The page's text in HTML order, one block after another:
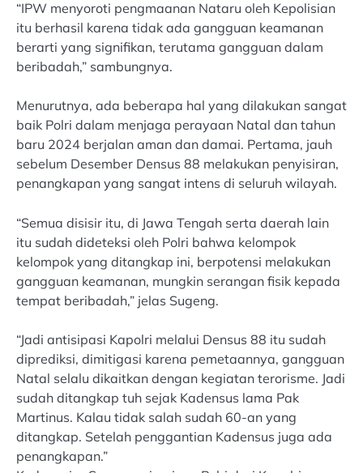
“IPW menyoroti pengmaanan Nataru oleh Kepolisian
itu berhasil karena tidak ada gangguan keamanan
berarti yang signifikan, terutama gangguan dalam
beribadah,” sambungnya.
Menurutnya, ada beberapa hal yang dilakukan sangat
baik Polri dalam menjaga perayaan Natal dan tahun
baru 2024 berjalan aman dan damai. Pertama, jauh
sebelum Desember Densus 88 melakukan penyisiran,
penangkapan yang sangat intens di seluruh wilayah.
“Semua disisir itu, di Jawa Tengah serta daerah lain
itu sudah dideteksi oleh Polri bahwa kelompok
kelompok yang ditangkap ini, berpotensi melakukan
gangguan keamanan, mungkin serangan fisik kepada
tempat beribadah,” jelas Sugeng.
“Jadi antisipasi Kapolri melalui Densus 88 itu sudah
diprediksi, dimitigasi karena pemetaannya, gangguan
Natal selalu dikaitkan dengan kegiatan terorisme. Jadi
sudah ditangkap tuh sejak Kadensus lama Pak
Martinus. Kalau tidak salah sudah 60-an yang
ditangkap. Setelah penggantian Kadensus juga ada
penangkapan.”